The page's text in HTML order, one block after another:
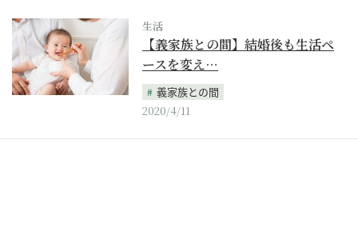
生活
【義家族との間】結婚後も生活ペ
ースを変え…
義家族との間
2020/4/11